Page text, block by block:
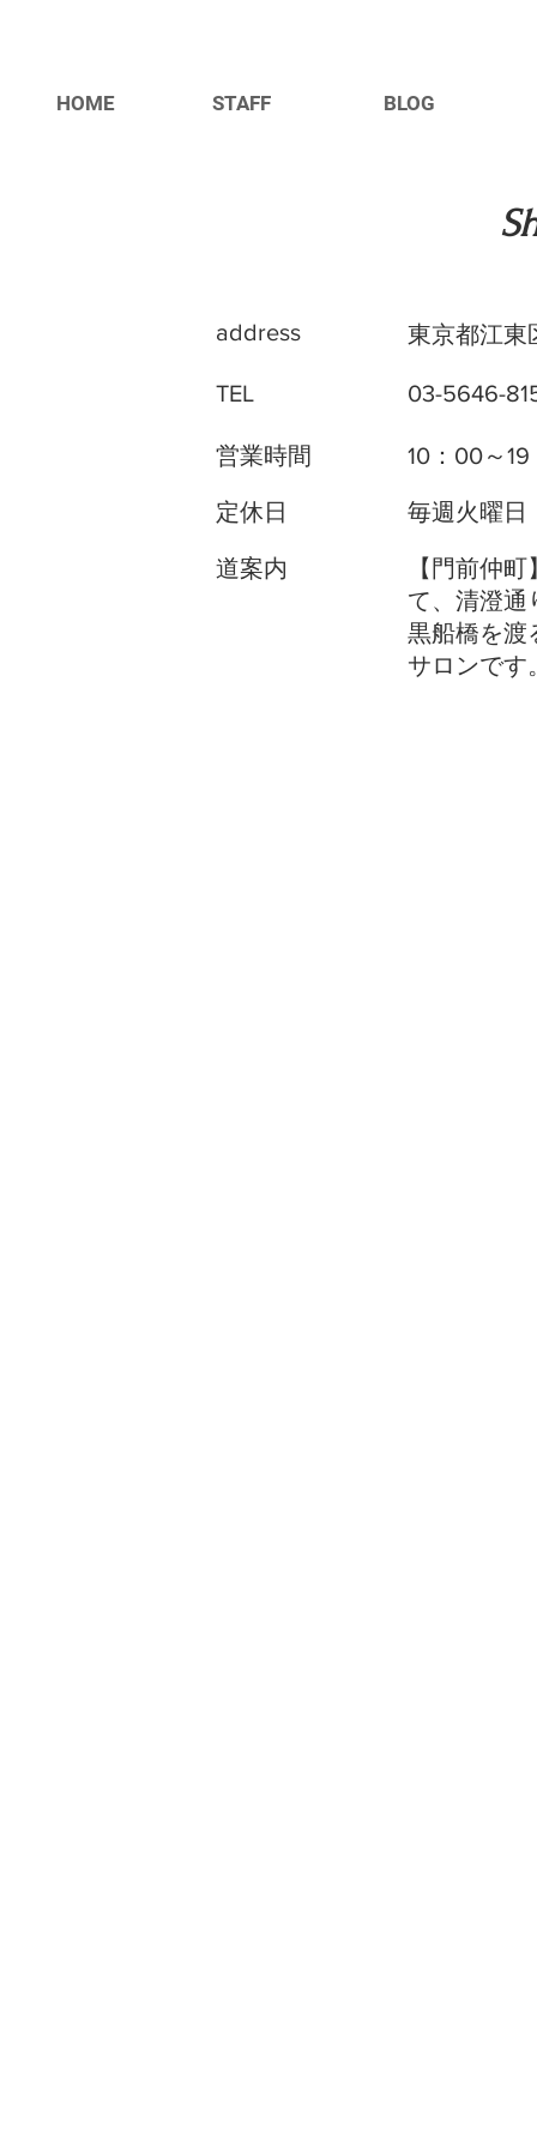
HOME STAFF BLOG
address
TEL
営業時間
定休日
​道案内
東京都江
03-5646-
10：00～
毎週火曜
【門前仲
て、清澄通
黒船橋を渡
サロンです